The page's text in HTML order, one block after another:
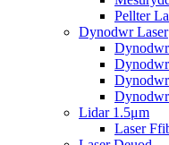
Pellter
Dynodwr Laser
Lidar 1.5μm
Laser